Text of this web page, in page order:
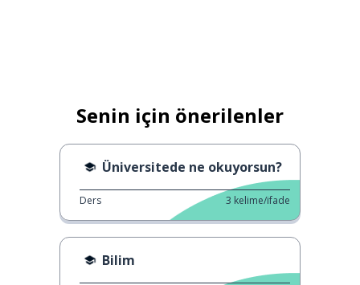
Senin için önerilenler
Üniversitede ne okuyorsun?
Ders 3 kelime/ifade
Bilim